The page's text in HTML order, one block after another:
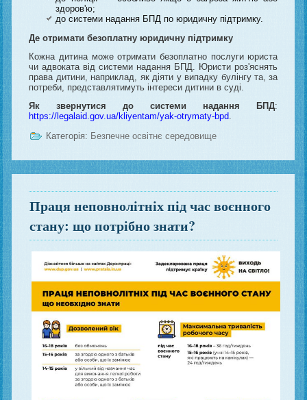
здоров'ю;
до системи надання БПД по юридичну підтримку.
Де отримати безоплатну юридичну підтримку
Кожна дитина може отримати безоплатно послуги юриста
чи адвоката від системи надання БПД. Юристи роз'яснять
права дитини, наприклад, як діяти у випадку булінгу та, за
потреби, представлятимуть інтереси дитини в суді.
Як звернутися до системи надання БПД:
https://legalaid.gov.ua/kliyentam/yak-otrymaty-bpd.
Категорія: Безпечне освітнє середовище
Праця неповнолітніх під час воєнного
стану: що потрібно знати?